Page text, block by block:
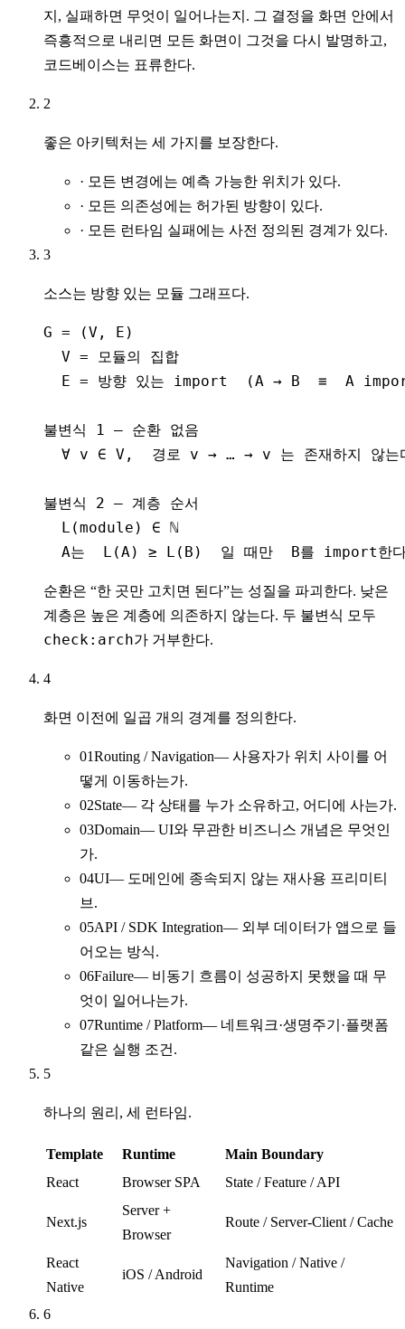
지, 실패하면 무엇이 일어나는지. 그 결정을 화면 안에서
즉흥적으로 내리면 모든 화면이 그것을 다시 발명하고,
코드베이스는 표류한다.
2
좋은 아키텍처는 세 가지를 보장한다.
· 모든 변경에는 예측 가능한 위치가 있다.
· 모든 의존성에는 허가된 방향이 있다.
· 모든 런타임 실패에는 사전 정의된 경계가 있다.
3
소스는 방향 있는 모듈 그래프다.
G = (V, E)
  V = 모듈의 집합
E = 방향 있는 import  (A → B  ≡  A
불변식 1 — 순환 없음
∀ v ∈ V,  경로 v → … → v 는 존재하지 않는
불변식 2 — 계층 순서
  L(module) ∈ ℕ
A는  L(A) ≥ L(B)  일 때만  B를 import한
순환은 “한 곳만 고치면 된다”는 성질을 파괴한다. 낮은
계층은 높은 계층에 의존하지 않는다. 두 불변식 모두
check:arch가 거부한다.
4
화면 이전에 일곱 개의 경계를 정의한다.
01Routing / Navigation— 사용자가 위치 사이를 어
떻게 이동하는가.
02State— 각 상태를 누가 소유하고, 어디에 사는가.
03Domain— UI와 무관한 비즈니스 개념은 무엇인
가.
04UI— 도메인에 종속되지 않는 재사용 프리미티
브.
05API / SDK Integration— 외부 데이터가 앱으로 들
어오는 방식.
06Failure— 비동기 흐름이 성공하지 못했을 때 무
엇이 일어나는가.
07Runtime / Platform— 네트워크·생명주기·플랫폼
같은 실행 조건.
5
하나의 원리, 세 런타임.
Template Runtime
Main Boundary
React
Browser SPA State / Feature / API
Next.js
Server +
Browser
Route / Server-Client / Cache
React
Native
iOS / Android
Navigation / Native /
Runtime
6